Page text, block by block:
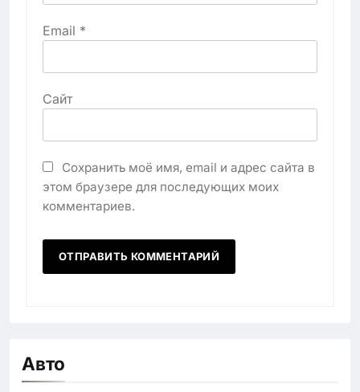
Email *
Сайт
Сохранить моё имя, email и адрес сайта в
этом браузере для последующих моих
комментариев.
Авто